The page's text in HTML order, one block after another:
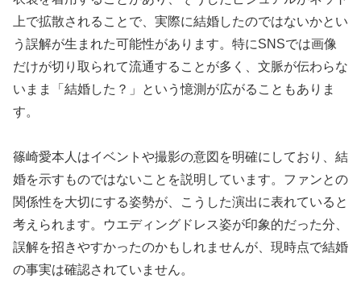
上で拡散されることで、実際に結婚したのではないかとい
う誤解が生まれた可能性があります。特にSNSでは画像
だけが切り取られて流通することが多く、文脈が伝わらな
いまま「結婚した？」という憶測が広がることもありま
す。
篠崎愛本人はイベントや撮影の意図を明確にしており、結
婚を示すものではないことを説明しています。ファンとの
関係性を大切にする姿勢が、こうした演出に表れていると
考えられます。ウエディングドレス姿が印象的だった分、
誤解を招きやすかったのかもしれませんが、現時点で結婚
の事実は確認されていません。